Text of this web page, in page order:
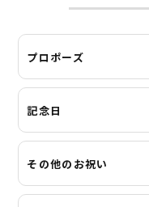
プロポーズ
記念日
その他のお祝い